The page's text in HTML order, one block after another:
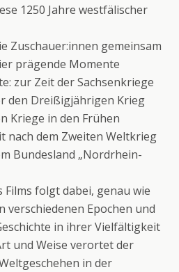
1250 Jahre westfälischer
Zuschauer:innen gemeinsam
prägende Momente
zur Zeit der Sachsenkriege
den Dreißigjährigen Krieg
Kriege in den Frühen
nach dem Zweiten Weltkrieg
Bundesland „Nordrhein-
folgt dabei, genau wie
verschiedenen Epochen und
in ihrer Vielfältigkeit
und Weise verortet der
in der